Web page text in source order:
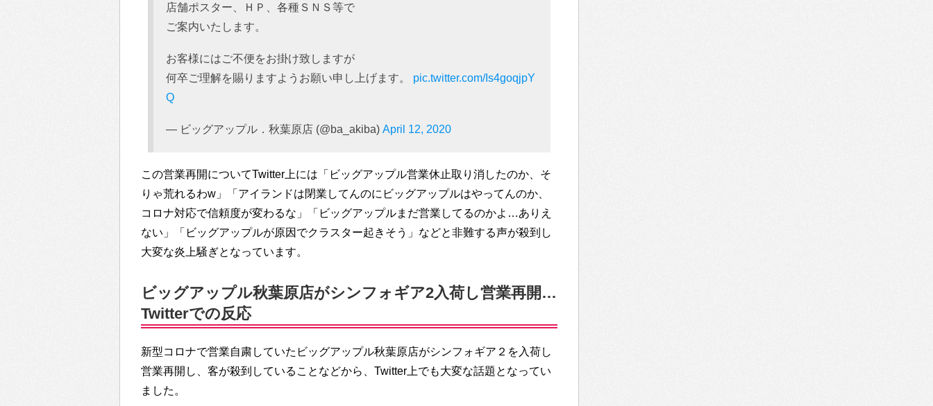
店舗ポスター、ＨＰ、各種ＳＮＳ等で
ご案内いたします。
お客様にはご不便をお掛け致しますが
何卒ご理解を賜りますようお願い申し上げます。 pic.twitter.com/Is4goqjpY
Q
— ビッグアップル．秋葉原店 (@ba_akiba) April 12, 2020
この営業再開についてTwitter上には「ビッグアップル営業休止取り消したのか、そ
りゃ荒れるわw」「アイランドは閉業してんのにビッグアップルはやってんのか、
コロナ対応で信頼度が変わるな」「ビッグアップルまだ営業してるのかよ…ありえ
ない」「ビッグアップルが原因でクラスター起きそう」などと非難する声が殺到し
大変な炎上騒ぎとなっています。
ビッグアップル秋葉原店がシンフォギア2入荷し営業再開…
Twitterでの反応
新型コロナで営業自粛していたビッグアップル秋葉原店がシンフォギア２を入荷し
営業再開し、客が殺到していることなどから、Twitter上でも大変な話題となってい
ました。